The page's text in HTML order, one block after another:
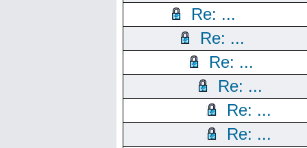
Re: ...
Re: ...
Re: ...
Re: ...
Re: ...
Re: ...